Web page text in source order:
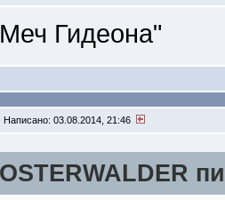
Гидеона"
Написано: 03.08.2014, 21:46
OSTERWALDER